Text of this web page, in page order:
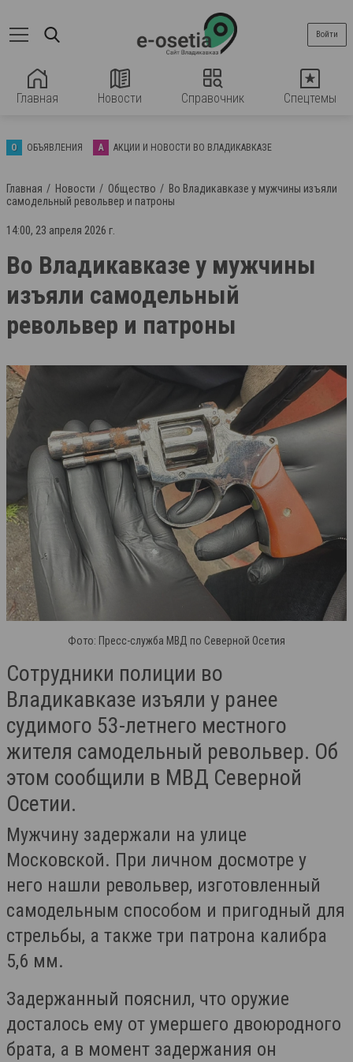
Главная Новости Справочник Спецтемы
Войти
О ОБЪЯВЛЕНИЯ А АКЦИИ И НОВОСТИ ВО ВЛАДИКАВКАЗЕ
Главная Новости Общество
Во Владикавказе у мужчины изъяли
самодельный револьвер и патроны
14:00, 23 апреля 2026 г.
Во Владикавказе у мужчины
изъяли самодельный
револьвер и патроны
Фото: Пресс-служба МВД по Северной Осетия
Сотрудники полиции во
Владикавказе изъяли у ранее
судимого 53-летнего местного
жителя самодельный револьвер. Об
этом сообщили в МВД Северной
Осетии.
Мужчину задержали на улице
Московской. При личном досмотре у
него нашли револьвер, изготовленный
самодельным способом и пригодный для
стрельбы, а также три патрона калибра
5,6 мм.
Задержанный пояснил, что оружие
досталось ему от умершего двоюродного
брата, а в момент задержания он